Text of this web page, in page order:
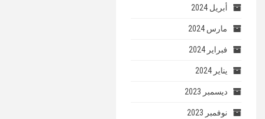
أبريل 2024
مارس 2024
فبراير 2024
يناير 2024
ديسمبر 2023
نوفمبر 2023